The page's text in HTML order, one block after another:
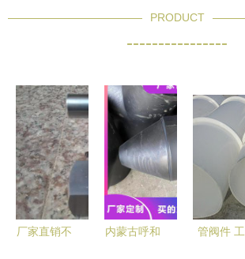
PRODUCT
----------------
厂家直销不
内蒙古呼和
管阀件 工